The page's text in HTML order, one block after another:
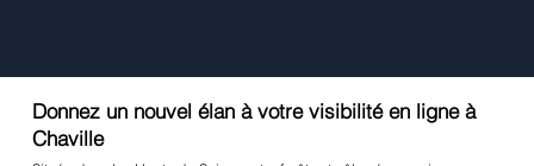
Donnez un nouvel élan à votre visibilité en ligne à
Chaville